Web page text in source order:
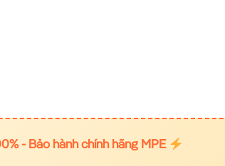
- Bảo hành chính hãng MPE